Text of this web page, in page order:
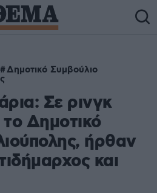
Δημοτικό Συμβούλιο
Σε ρινγκ
Δημοτικό
ήρθαν
και